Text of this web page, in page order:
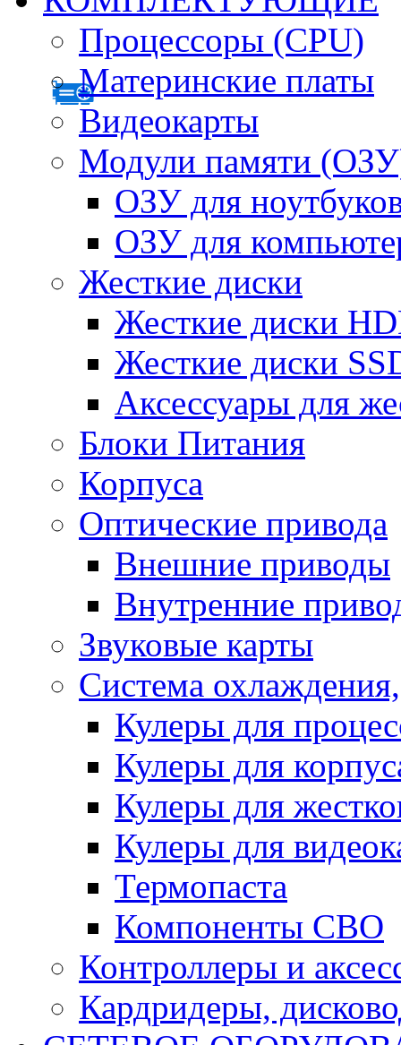
Процессоры (CPU)
Материнские платы
Видеокарты
Модули памяти
ОЗУ для
ОЗУ для
Жесткие диски
Жесткие диски
Жесткие диски
Аксессуары для
Блоки Питания
Корпуса
Оптические привода
Внешние приводы
Внутренние
Звуковые карты
Система
Кулеры для
Кулеры для
Кулеры для
Кулеры для
Термопаста
Компоненты СВО
Контроллеры и
Кардридеры,